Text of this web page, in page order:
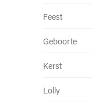
Feest
Geboorte
Kerst
Lolly